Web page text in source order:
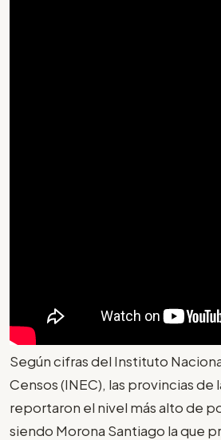
Según cifras del Instituto
Censos (INEC), las provincias de
reportaron el nivel más alto de
siendo Morona Santiago la que